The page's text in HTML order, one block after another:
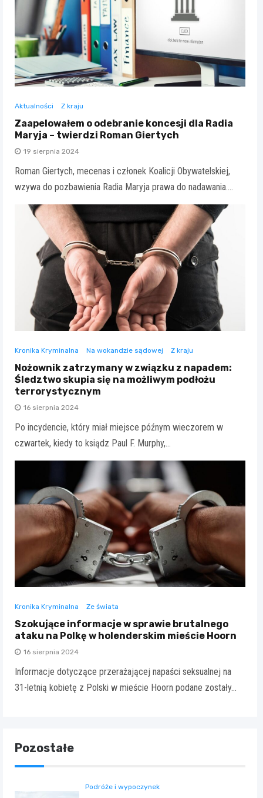
Aktualności Z kraju
Zaapelowałem o odebranie koncesji dla Radia
Maryja – twierdzi Roman Giertych
19 sierpnia 2024
Roman Giertych, mecenas i członek Koalicji Obywatelskiej,
wzywa do pozbawienia Radia Maryja prawa do nadawania.…
Kronika Kryminalna Na wokandzie sądowej Z kraju
Nożownik zatrzymany w związku z napadem:
Śledztwo skupia się na możliwym podłożu
terrorystycznym
16 sierpnia 2024
Po incydencie, który miał miejsce późnym wieczorem w
czwartek, kiedy to ksiądz Paul F. Murphy,…
Kronika Kryminalna Ze świata
Szokujące informacje w sprawie brutalnego
ataku na Polkę w holenderskim mieście Hoorn
16 sierpnia 2024
Informacje dotyczące przerażającej napaści seksualnej na
31-letnią kobietę z Polski w mieście Hoorn podane zostały…
Pozostałe
Podróże i wypoczynek